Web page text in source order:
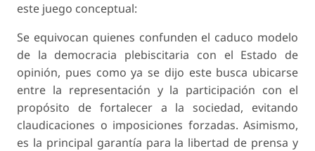
este juego conceptual:
Se equivocan quienes confunden el caduco modelo
de la democracia plebiscitaria con el Estado de
opinión, pues como ya se dijo este busca ubicarse
entre la representación y la participación con el
propósito de fortalecer a la sociedad, evitando
claudicaciones o imposiciones forzadas. Asimismo,
es la principal garantía para la libertad de prensa y